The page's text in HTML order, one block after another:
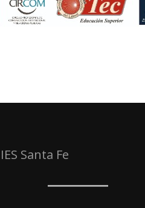
IES Santa Fe